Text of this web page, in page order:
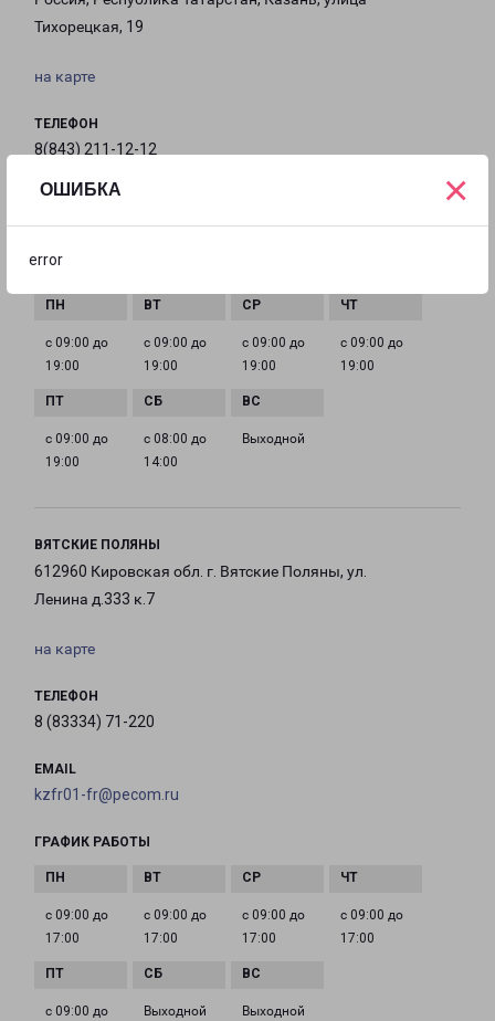
ОШИБКА
error
×
Тихорецкая, 19
на карте
ТЕЛЕФОН
8(843) 211-12-12
EMAIL
kazan@pecom.ru
ГРАФИК РАБОТЫ
с 09:00 до
19:00
с 09:00 до
19:00
с 09:00 до
19:00
с 09:00 до
19:00
с 09:00 до
19:00
с 08:00 до
14:00
Выходной
ВЯТСКИЕ ПОЛЯНЫ
612960 Кировская обл. г. Вятские Поляны, ул.
Ленина д.333 к.7
на карте
ТЕЛЕФОН
8 (83334) 71-220
EMAIL
kzfr01-fr@pecom.ru
ГРАФИК РАБОТЫ
с 09:00 до
17:00
с 09:00 до
17:00
с 09:00 до
17:00
с 09:00 до
17:00
с 09:00 до
Выходной Выходной